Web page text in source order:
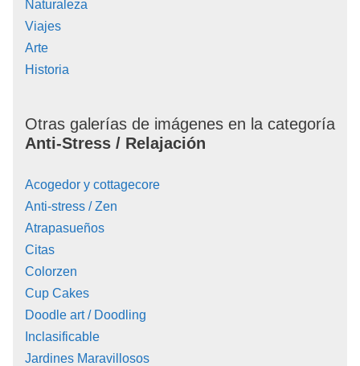
Naturaleza
Viajes
Arte
Historia
Otras galerías de imágenes en la categoría
Anti-Stress / Relajación
Acogedor y cottagecore
Anti-stress / Zen
Atrapasueños
Citas
Colorzen
Cup Cakes
Doodle art / Doodling
Inclasificable
Jardines Maravillosos